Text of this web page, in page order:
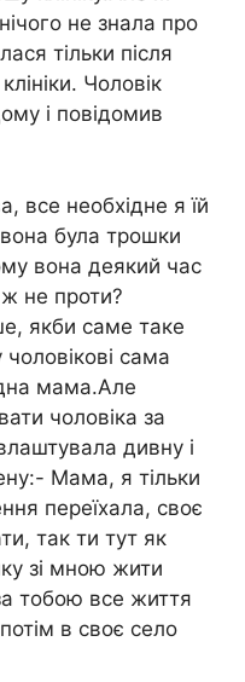
не знала про
тільки після
Чоловік
і повідомив
все необхідне я їй
була трошки
вона деякий час
не проти?
якби саме таке
сама
мама.Але
чоловіка за
дивну і
Мама, я тільки
переїхала, своє
так ти тут як
зі мною жити
тобою все життя
в своє село